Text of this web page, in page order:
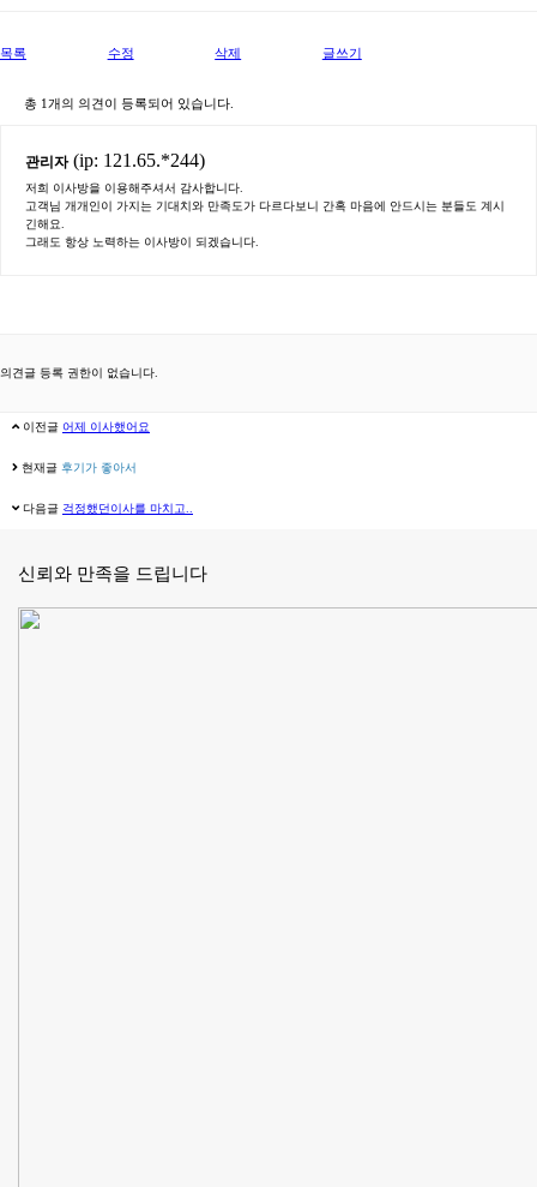
목록 수정 삭제 글쓰기
총 1개의 의견이 등록되어 있습니다.
관리자 (ip: 121.65.*244)
저희 이사방을 이용해주셔서 감사합니다.
고객님 개개인이 가지는 기대치와 만족도가 다르다보니 간혹 마음에 안드시는 분들도 계시
긴해요.
그래도 항상 노력하는 이사방이 되겠습니다.
의견글 등록 권한이 없습니다.
이전글 어제 이사했어요
현재글 후기가 좋아서
다음글 걱정했던이사를 마치고..
신뢰와 만족을 드립니다